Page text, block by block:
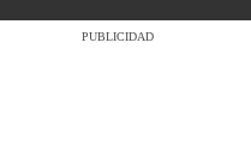
PUBLICIDAD